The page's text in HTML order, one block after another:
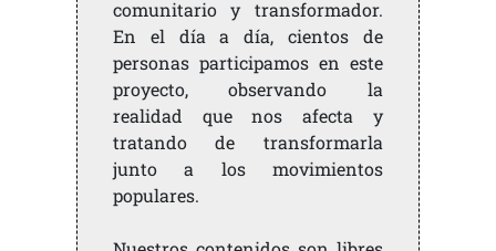
comunitario y transformador.
En el día a día, cientos de
personas participamos en este
proyecto, observando la
realidad que nos afecta y
tratando de transformarla
junto a los movimientos
populares.